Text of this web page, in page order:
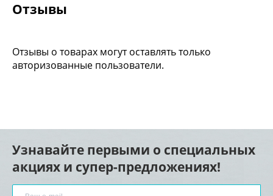
Отзывы
Отзывы о товарах могут оставлять только
авторизованные пользователи.
Узнавайте первыми о специальных
акциях и супер-предложениях!